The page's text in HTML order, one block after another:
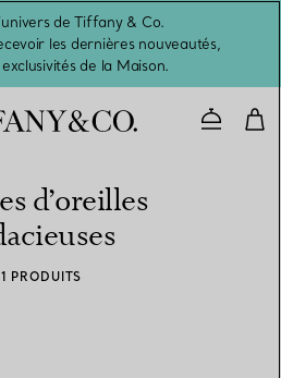
de Tiffany & Co.
les dernières nouveautés,
de la Maison.
d’oreilles
PRODUITS